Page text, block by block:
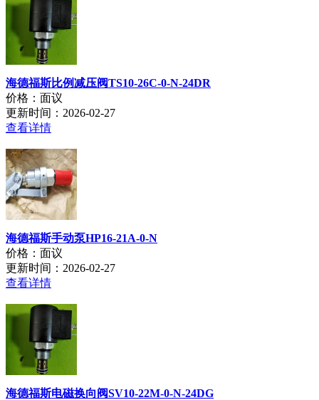
海德福斯比例减压阀TS10-26C-0-N-24DR
价格：面议
更新时间：2026-02-27
查看详情
海德福斯手动泵HP16-21A-0-N
价格：面议
更新时间：2026-02-27
查看详情
海德福斯电磁换向阀SV10-22M-0-N-24DG